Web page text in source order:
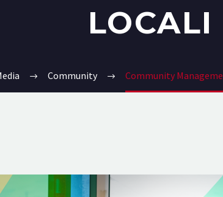
LOCALI
Community Community